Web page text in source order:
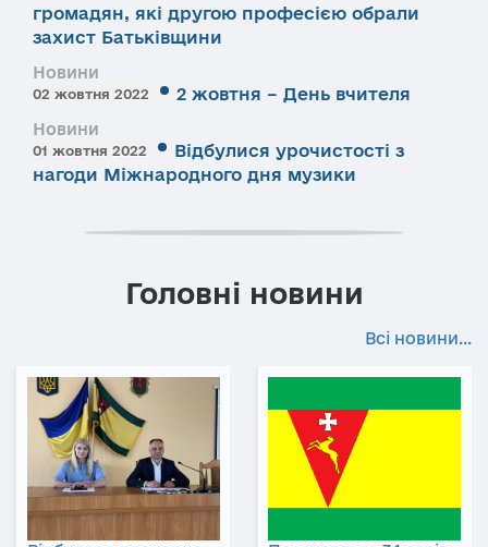
громадян, які другою професією обрали
захист Батьківщини
Новини
02 жовтня 2022 2 жовтня – День вчителя
Новини
01 жовтня 2022
Відбулися урочистості з
нагоди Міжнародного дня музики
Головні новини
Всі новини...